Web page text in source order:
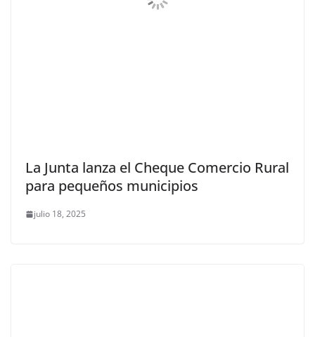
La Junta lanza el Cheque Comercio Rural
para pequeños municipios
julio 18, 2025